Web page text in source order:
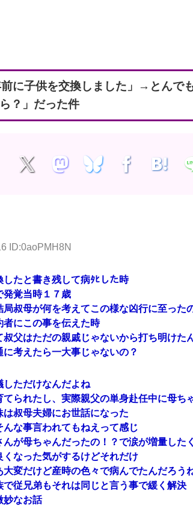
に子供を交換しました」→とんで
？」だった件
ID:0aoPMH8N
たと書き残して病ﾀﾋした時
発覚当時１７歳
叔母が何を考えてこの様な凶行に至った
にこの事を伝えた時
父はただの親戚じゃないから打ち明けた
考えたら一大事じゃないの？
しただけなんだよね
られたし、実際親父の単身赴任中に母ち
叔母夫婦にお世話になった
な事言われてもねえって感じ
が母ちゃんだったの！？で涙が増量した
なった気がするけどそれだけ
変だけど産時の色々で病んでたんだろう
従兄弟もそれは同じと言う事で緩く解決
妙なお話